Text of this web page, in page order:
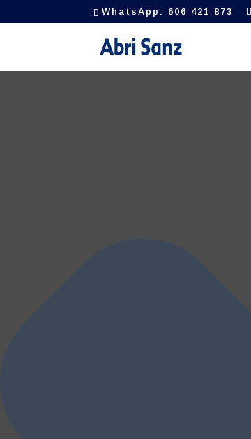
Gestionar el consentimiento de las cookies
WhatsApp: 606 421 873